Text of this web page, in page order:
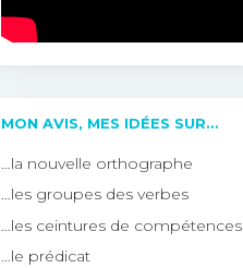
MON AVIS, MES IDÉES SUR…
…la nouvelle orthographe
…les groupes des verbes
…les ceintures de compétences
…le prédicat